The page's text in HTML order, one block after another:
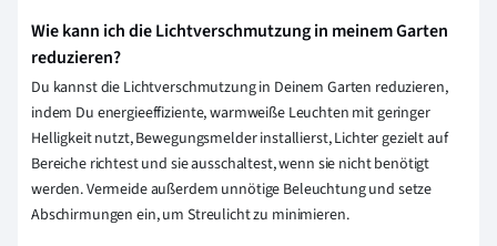
Wie kann ich die Lichtverschmutzung in meinem Garten
reduzieren?
Du kannst die Lichtverschmutzung in Deinem Garten reduzieren,
indem Du energieeffiziente, warmweiße Leuchten mit geringer
Helligkeit nutzt, Bewegungsmelder installierst, Lichter gezielt auf
Bereiche richtest und sie ausschaltest, wenn sie nicht benötigt
werden. Vermeide außerdem unnötige Beleuchtung und setze
Abschirmungen ein, um Streulicht zu minimieren.